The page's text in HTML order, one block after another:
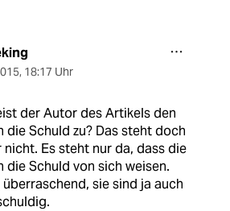
, 18:17 Uhr
der Autor des Artikels den
die Schuld zu? Das steht doch
nicht. Es steht nur da, dass die
die Schuld von sich weisen.
überraschend, sie sind ja auch